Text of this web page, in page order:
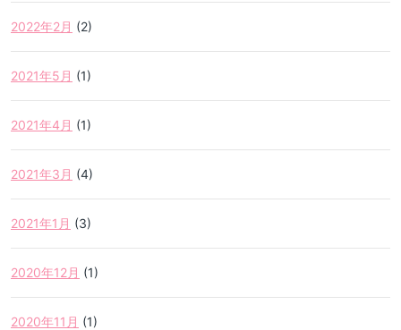
2022年2月 (2)
2021年5月 (1)
2021年4月 (1)
2021年3月 (4)
2021年1月 (3)
2020年12月 (1)
2020年11月 (1)